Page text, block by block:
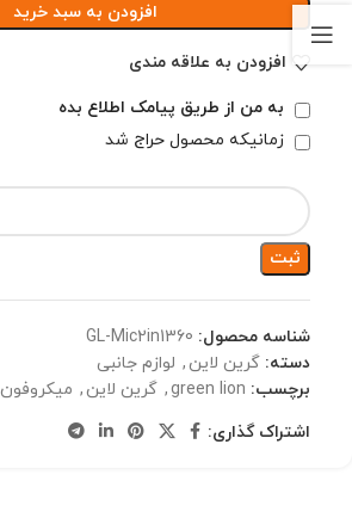
افزودن به سبد خرید
افزودن به علاقه مندی
به من از طریق پیامک اطلاع بده
زمانیکه محصول حراج شد
ثبت
شناسه محصول: GL-Mic2in1360
دسته: گرین لاین , لوازم جانبی
برچسب: green lion
, گرین لاین , میکروفون
اشتراک گذاری: